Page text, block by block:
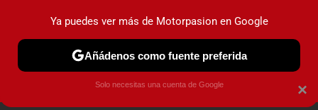
PRUEBAS COCHES ELÉCTRICOS OBSERVATORIO
×
Ya puedes ver más de Motorpasion en Google
Añádenos como fuente preferida
Solo necesitas una cuenta de Google